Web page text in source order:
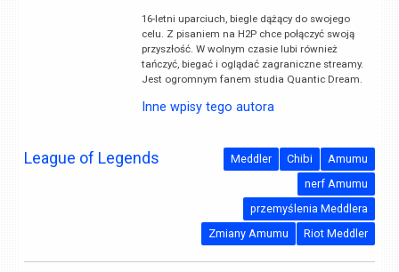
16-letni uparciuch, biegle dążący do swojego
celu. Z pisaniem na H2P chce połączyć swoją
przyszłość. W wolnym czasie lubi również
tańczyć, biegać i oglądać zagraniczne streamy.
Jest ogromnym fanem studia Quantic Dream.
Inne wpisy tego autora
League of Legends Amumu
Chibi
Meddler
nerf Amumu
przemyślenia Meddlera
Riot Meddler
Zmiany Amumu